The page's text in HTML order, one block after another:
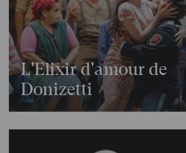
L'Elixir d'amour de
Donizetti